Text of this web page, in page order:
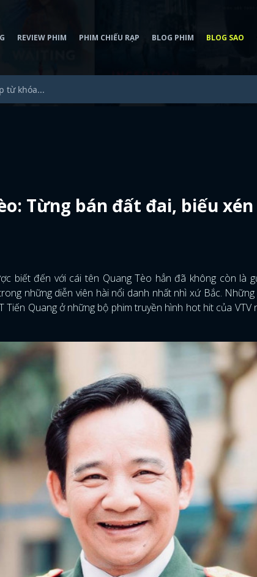
REVIEW PHIM PHIM CHIẾU RẠP BLOG PHIM BLOG SAO
Từng bán đất đai, biếu
biết đến với cái tên Quang Tèo hẳn đã không còn là
những diễn viên hài nổi danh nhất nhì xứ Bắc.
Tiến Quang ở những bộ phim truyền hình hot hit của VTV